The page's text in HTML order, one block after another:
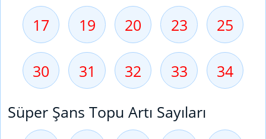
17 19 20 23 25
30 31 32 33 34
Süper Şans Topu Artı Sayıları